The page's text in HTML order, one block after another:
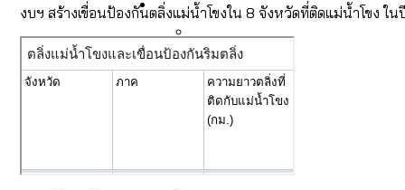
สมุดจดการบ้าน ส.ก. 2569 :
Vote62 ขอบคุณประชาชน
ขยะมูลฝอย 2568 [ข้อมูลดิบ]
สำรวจ Hate Speech ที่ถู
ความเกลียดชังที่ขายได้ : ส
เมกะโปรเจ็กต์ของ กทม. ใน
ค่าฝุ่นในกรุงเทพฯ 2025 เที
Database
งบฯ สร้างเขื่อนป้องกันตลิ่งแม่น้ำโขงใน 8 จังหวัดที่ติดแม่น้ำโขง ใ